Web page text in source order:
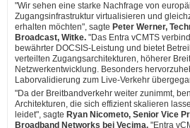
"Wir sehen eine starke Nachfrage von
Zugangsinfrastruktur virtualisieren und
erhalten möchten", sagte Peter Werner,
Broadcast, Witke. "Das Entra vCMTS
bewährter DOCSIS-Leistung und bietet
verteilten Zugangsarchitekturen, höherer
Netzwerkentwicklung. Besonders
Laborvalidierung zum Live-Verkehr
"Da der Breitbandverkehr weiter zunimmt,
Architekturen, die sich effizient skalieren
leidet", sagte Ryan Nicometo, Senior Vice
Broadband Networks bei Vecima. "Entra